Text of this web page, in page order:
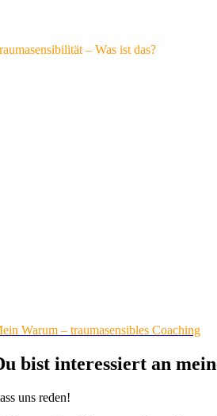
– Was ist das?
Warum – traumasensibles Coaching
bist interessiert an
uns reden!